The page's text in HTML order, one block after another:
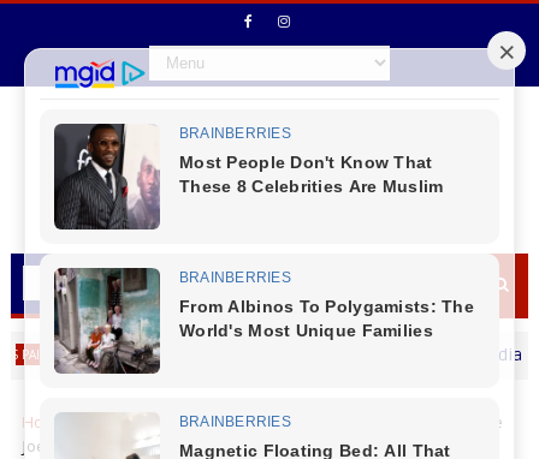
Prefeito de Virmond Fernando Mierzva deseja um Feliz dia dos
Home
É com pesar que noticiamos o falecimento de
Joel Alves Ferreira, 69 anos